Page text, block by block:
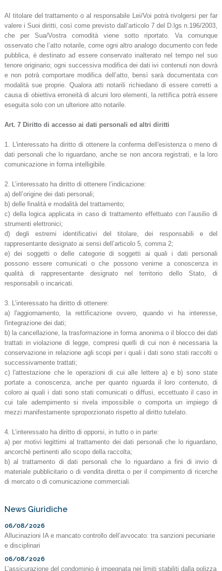
Al titolare del trattamento o al responsabile Lei/Voi potrà rivolgersi per far
valere i Suoi diritti, così come previsto dall’articolo 7 del D.lgs n.196/2003,
che per Sua/Vostra comodità viene sotto riportato. Va comunque
osservato che l’atto notarile, come ogni altro analogo documento con fede
pubblica, è destinato ad essere conservato inalterato nel tempo nel suo
tenore originario; ogni successiva modifica dei dati ivi contenuti non dovrà
e non potrà comportare modifica dell’atto, bensì sarà documentata con
modalità sue proprie. Qualora atti notarili richiedano di essere corretti a
causa di obiettiva erroneità di alcuni loro elementi, la rettifica potrà essere
eseguita solo con un ulteriore atto notarile.
Art. 7 Diritto di accesso ai dati personali ed altri diritti
1. L'interessato ha diritto di ottenere la conferma dell'esistenza o meno di
dati personali che lo riguardano, anche se non ancora registrati, e la loro
comunicazione in forma intelligibile.
2. L’interessato ha diritto di ottenere l’indicazione:
a) dell’origine dei dati personali;
b) delle finalità e modalità del trattamento;
c) della logica applicata in caso di trattamento effettuato con l’ausilio di
strumenti elettronici;
d) degli estremi identificativi del titolare, dei responsabili e del
rappresentante designato ai sensi dell’articolo 5, comma 2;
e) dei soggetti o delle categorie di soggetti ai quali i dati personali
possono essere comunicati o che possono venirne a conoscenza in
qualità di rappresentante designato nel territorio dello Stato, di
responsabili o incaricati.
3. L’interessato ha diritto di ottenere:
a) l'aggiornamento, la rettificazione ovvero, quando vi ha interesse,
l'integrazione dei dati;
b) la cancellazione, la trasformazione in forma anonima o il blocco dei dati
trattati in violazione di legge, compresi quelli di cui non è necessaria la
conservazione in relazione agli scopi per i quali i dati sono stati raccolti o
successivamente trattati;
c) l'attestazione che le operazioni di cui alle lettere a) e b) sono state
portate a conoscenza, anche per quanto riguarda il loro contenuto, di
coloro ai quali i dati sono stati comunicati o diffusi, eccettuato il caso in
cui tale adempimento si rivela impossibile o comporta un impiego di
mezzi manifestamente sproporzionato rispetto al diritto tutelato.
4. L’interessato ha diritto di opporsi, in tutto o in parte:
a) per motivi legittimi al trattamento dei dati personali che lo riguardano,
ancorché pertinenti allo scopo della raccolta;
b) al trattamento di dati personali che lo riguardano a fini di invio di
materiale pubblicitario o di vendita diretta o per il compimento di ricerche
di mercato o di comunicazione commerciali.
News Giuridiche
06/08/2026
Allucinazioni IA e mancato controllo dell’avvocato: tra sanzioni pecuniarie
e disciplinari
06/08/2026
L’assicurazione del condominio è impegnata nei limiti stabiliti dalla polizza